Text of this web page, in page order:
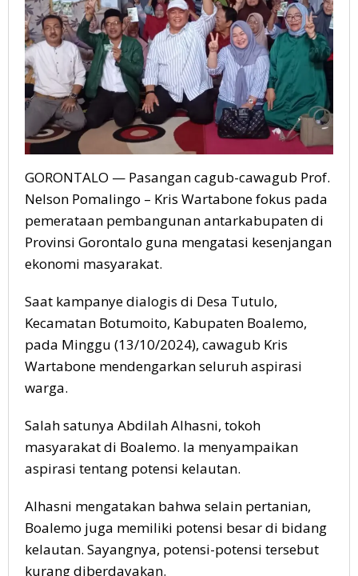
GORONTALO — Pasangan cagub-cawagub Prof.
Nelson Pomalingo – Kris Wartabone fokus pada
pemerataan pembangunan antarkabupaten di
Provinsi Gorontalo guna mengatasi kesenjangan
ekonomi masyarakat.
Saat kampanye dialogis di Desa Tutulo,
Kecamatan Botumoito, Kabupaten Boalemo,
pada Minggu (13/10/2024), cawagub Kris
Wartabone mendengarkan seluruh aspirasi
warga.
Salah satunya Abdilah Alhasni, tokoh
masyarakat di Boalemo. Ia menyampaikan
aspirasi tentang potensi kelautan.
Alhasni mengatakan bahwa selain pertanian,
Boalemo juga memiliki potensi besar di bidang
kelautan. Sayangnya, potensi-potensi tersebut
kurang diberdayakan.